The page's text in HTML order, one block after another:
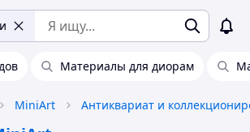
Материалы для диорам
MiniArt